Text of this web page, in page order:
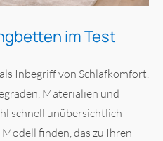
im Test
Inbegriff von Schlafkomfort.
Materialien und
schnell unübersichtlich
finden, das zu Ihren